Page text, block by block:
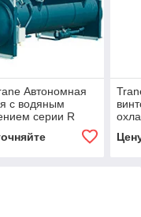
Автономная
с водяным
серии R